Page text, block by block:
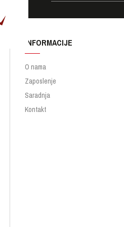
INFORMACIJE
O nama
Zaposlenje
Saradnja
Kontakt